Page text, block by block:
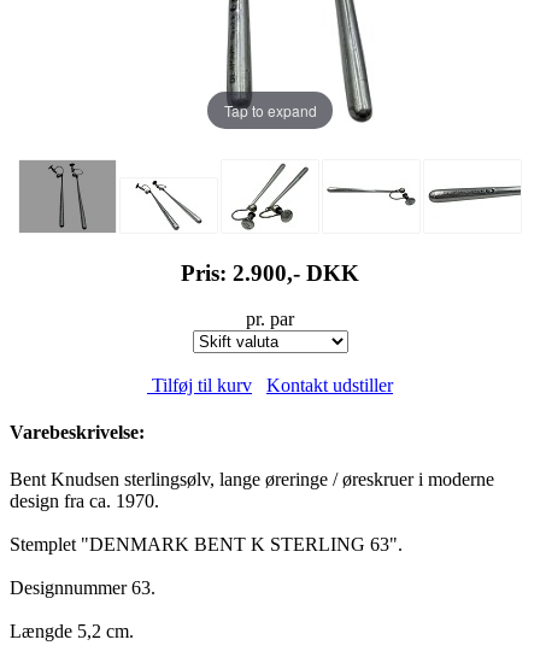
Tap to expand
Pris: 2.900,- DKK
pr. par
Tilføj til kurv Kontakt udstiller
Varebeskrivelse:
Bent Knudsen sterlingsølv, lange øreringe / øreskruer i moderne
design fra ca. 1970.
Stemplet "DENMARK BENT K STERLING 63".
Designnummer 63.
Længde 5,2 cm.